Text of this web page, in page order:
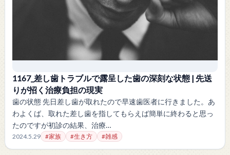
1167_差し歯トラブルで露呈した歯の深刻な状態 | 先送
りが招く治療負担の現実
歯の状態 先日差し歯が取れたので早速歯医者に行きました。あ
わよくば、取れた差し歯を指してもらえば簡単に終わると思っ
たのですが初診の結果、治療…
2024.5.29 #家族 #生き方 #雑感